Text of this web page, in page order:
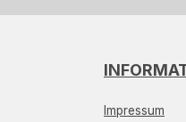
Impressum